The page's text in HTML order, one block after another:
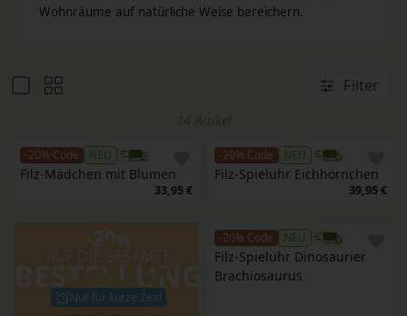
Wohnräume auf natürliche Weise bereichern.
Filter
-20% Code NEU
Filz-Mädchen mit Blumen
33,95 €
-20% Code NEU
Filz-Spieluhr Eichhörnchen
39,95 €
BESTELLUNG
Nur für kurze Zeit!
-20% Code NEU
Filz-Spieluhr Dinosaurier
Brachiosaurus